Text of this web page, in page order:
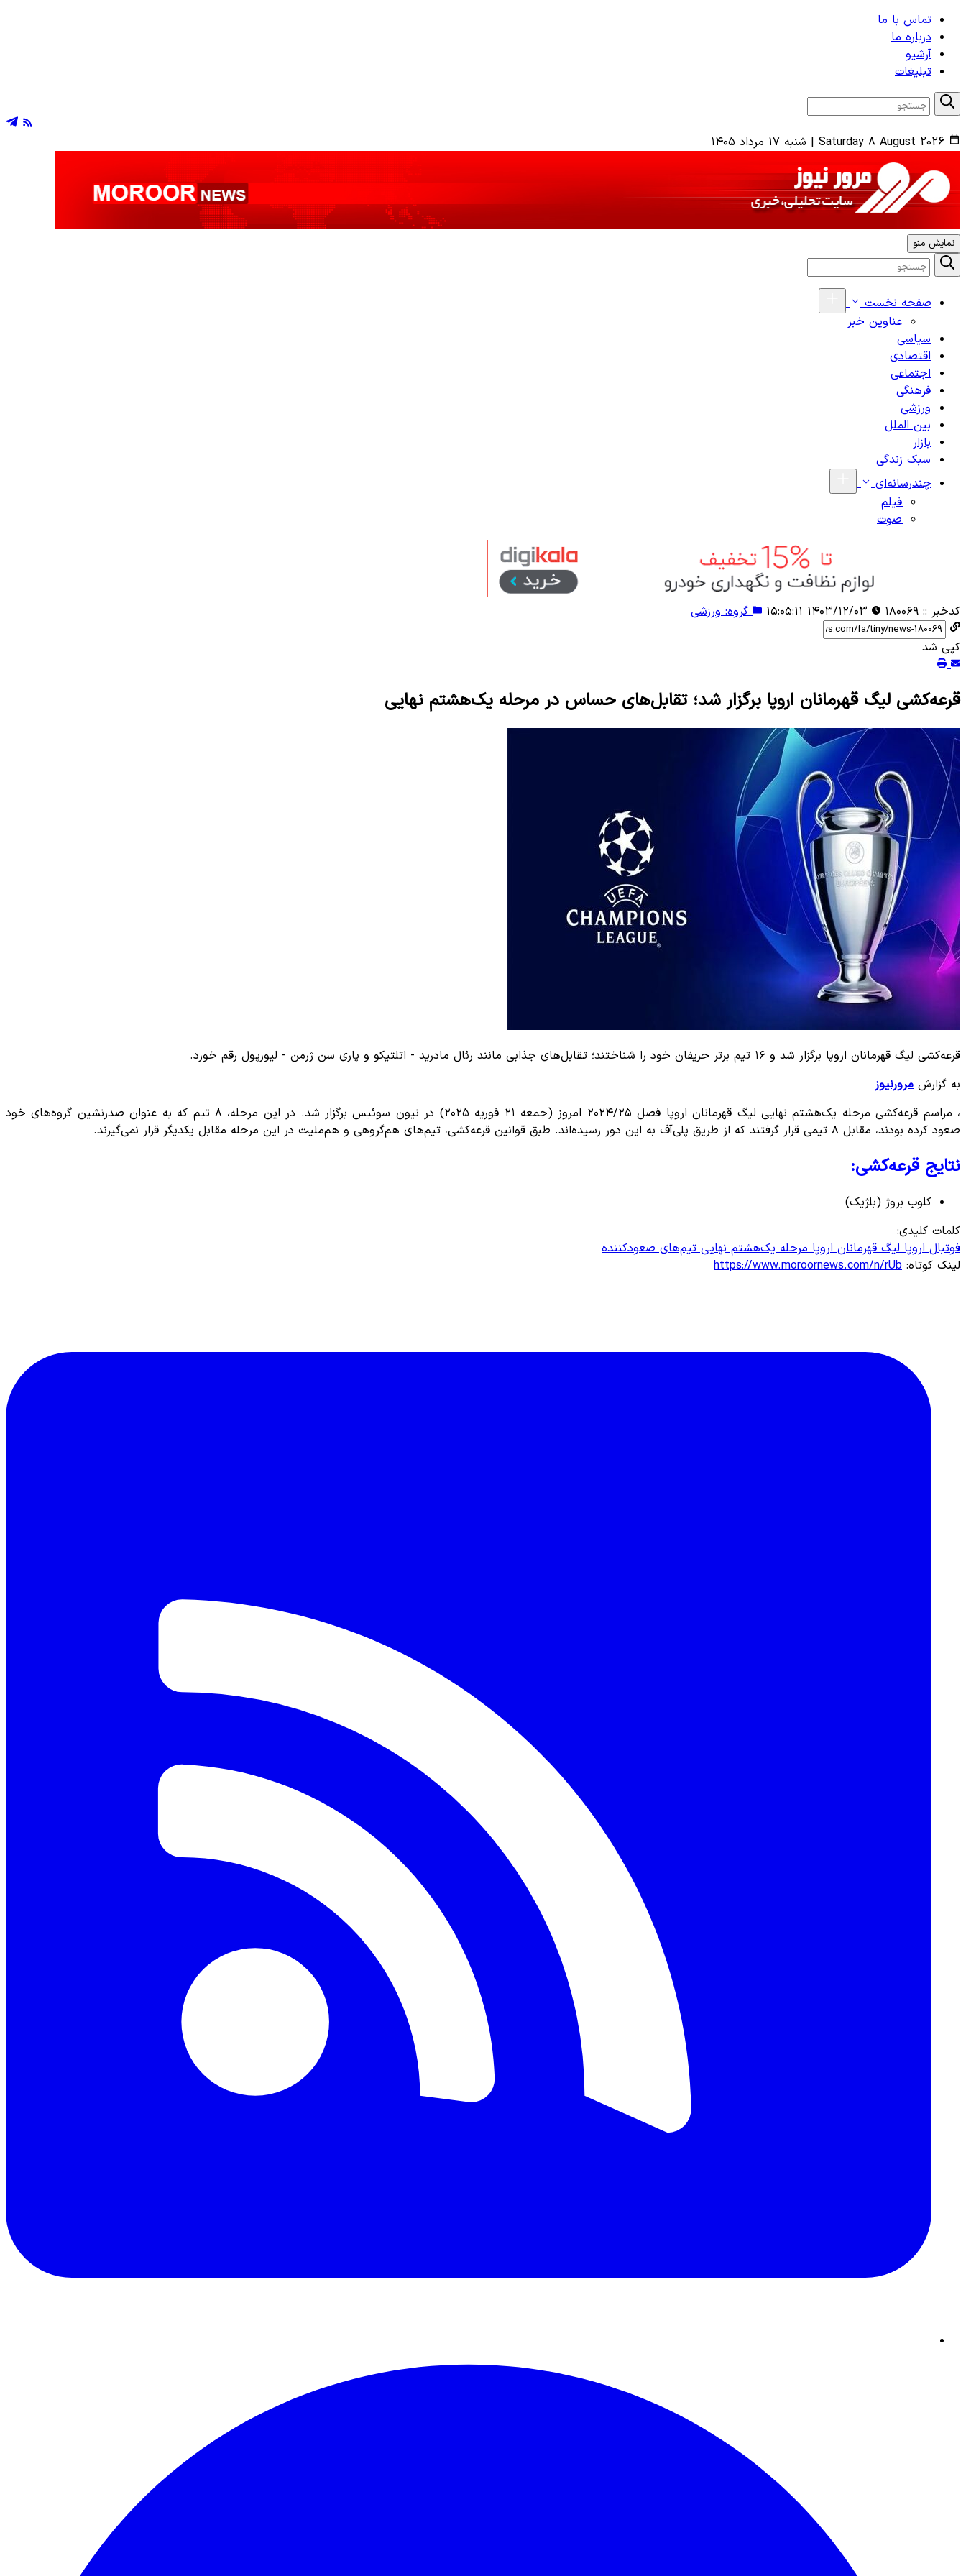
تماس با ما
درباره ما
آرشیو
تبلیغات
Saturday 8 August 2026
| شنبه ۱۷ مرداد ۱۴۰۵
نمایش منو
صفحه نخست
عناوین خبر
سیاسی
اقتصادی
اجتماعی
فرهنگی
ورزشی
بین الملل
بازار
سبک زندگی
چندرسانه‌ای
فیلم
صوت
کدخبر :: ۱۸۰۰۶۹ گروه: ورزشی
کپی شد
قرعه‌کشی لیگ قهرمانان اروپا برگزار شد؛ تقابل‌های حساس در مرحله یک‌هشتم نهایی
قرعه‌کشی لیگ قهرمانان اروپا برگزار شد و ۱۶ تیم برتر حریفان خود را شناختند؛ تقابل‌های جذابی مانند رئال مادرید - اتلتیکو و پاری سن ژرمن - لیورپول رقم خورد.
به گزارش مرورنیوز
، مراسم قرعه‌کشی مرحله یک‌هشتم نهایی لیگ قهرمانان اروپا فصل ۲۰۲۴/۲۵ امروز (جمعه ۲۱ فوریه ۲۰۲۵) در نیون سوئیس برگزار شد. در این مرحله، ۸ تیم که به عنوان صدرنشین گروه‌های خود
صعود کرده بودند، مقابل ۸ تیمی قرار گرفتند که از طریق پلی‌آف به این دور رسیده‌اند. طبق قوانین قرعه‌کشی، تیم‌های هم‌گروهی و هم‌ملیت در این مرحله مقابل یکدیگر قرار نمی‌گیرند.
نتایج قرعه‌کشی:
کلوب بروژ (بلژیک)
کلمات کلیدی:
فوتبال اروپالیگ قهرمانان اروپامرحله یک‌هشتم نهاییتیم‌های صعودکننده
لینک کوتاه: https://www.moroornews.com/n/rUb